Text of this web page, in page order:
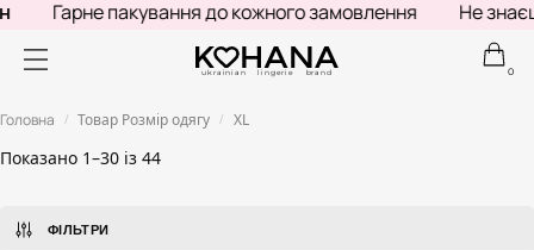
пакування до кожного замовлення Не знаєш, що
ukrainian lingerie brand 0
Головна / Товар Розмір одягу / XL
Показано 1–30 із 44
ФІЛЬТРИ